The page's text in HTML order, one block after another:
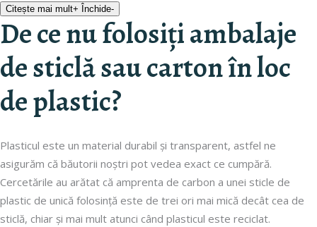
Citește mai mult+ Închide-
De ce nu folosiți ambalaje
de sticlă sau carton în loc
de plastic?
Plasticul este un material durabil și transparent, astfel ne
asigurăm că băutorii noștri pot vedea exact ce cumpără.
Cercetările au arătat că amprenta de carbon a unei sticle de
plastic de unică folosință este de trei ori mai mică decât cea de
sticlă, chiar și mai mult atunci când plasticul este reciclat.